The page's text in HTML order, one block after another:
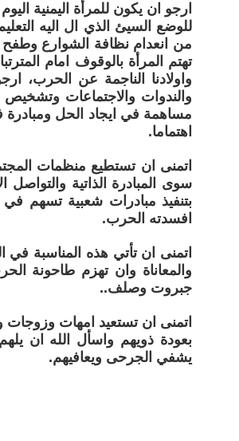
ارجو ان يكون للمرأة اليمنية
للوضع السيئ الذي ال اليه
من انعدام نظافة الشوارع وطفح
تهتم المرأة بالوقوف امام
واولادنا الناجمة عن الحرب،
والندوات والاجتماعات
مساهمة في ايجاد الحل ومبادرة
اهتماما.
اتمنى ان تستطيع منظمات
سوى المبادرة الذاتية
بتنفيذ مبادرات شعبية تسهم في
افسدته الحرب.
اتمنى ان تأتي هذه المناسبة
والمعاناة وان تهزم طاحونة
جبروت وصلف..
اتمنى ان تستعيد امهات وزوجات
بعودة ذويهم واسأل الله ان
يشفي الجرحى ويعافيهم.